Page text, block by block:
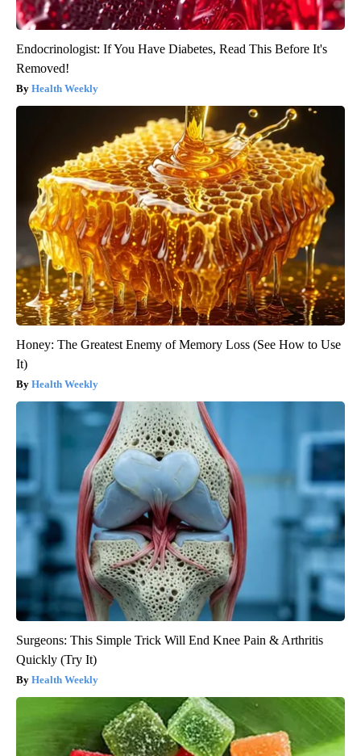
Endocrinologist: If You Have Diabetes, Read This Before It's
Removed!
Health Weekly
Honey: The Greatest Enemy of Memory Loss (See How to Use
It)
Health Weekly
Surgeons: This Simple Trick Will End Knee Pain & Arthritis
Quickly (Try It)
Health Weekly